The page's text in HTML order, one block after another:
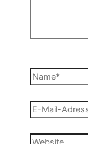
Name*
E-
Adresse*
Website